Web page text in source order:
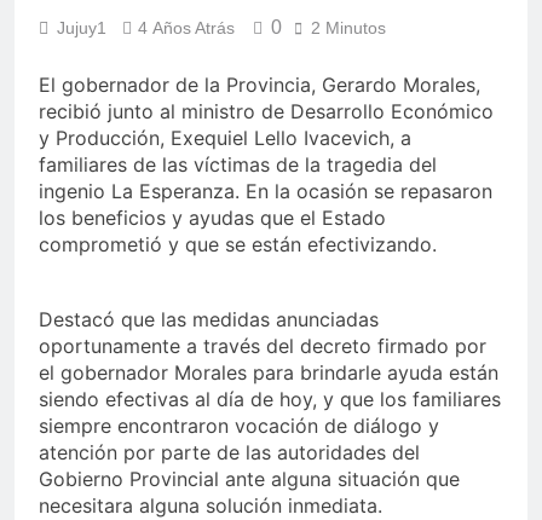
Jujuy1 4 Años Atrás 0 2 Minutos
El gobernador de la Provincia, Gerardo Morales,
recibió junto al ministro de Desarrollo Económico
y Producción, Exequiel Lello Ivacevich, a
familiares de las víctimas de la tragedia del
ingenio La Esperanza. En la ocasión se repasaron
los beneficios y ayudas que el Estado
comprometió y que se están efectivizando.
Destacó que las medidas anunciadas
oportunamente a través del decreto firmado por
el gobernador Morales para brindarle ayuda están
siendo efectivas al día de hoy, y que los familiares
siempre encontraron vocación de diálogo y
atención por parte de las autoridades del
Gobierno Provincial ante alguna situación que
necesitara alguna solución inmediata.